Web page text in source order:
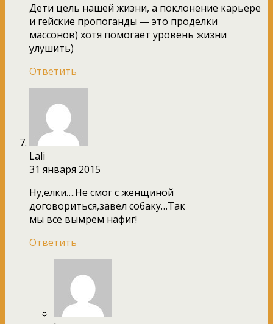
Дети цель нашей жизни, а поклонение карьере
и гейские пропоганды — это проделки
массонов) хотя помогает уровень жизни
улушить)
Ответить
Lali
31 января 2015
Ну,елки….Не смог с женщиной
договориться,завел собаку…Так
мы все вымрем нафиг!
Ответить